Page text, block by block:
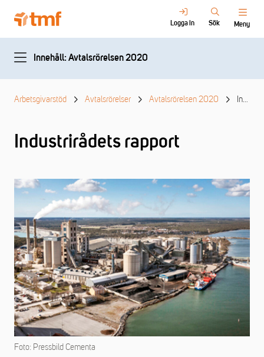
Logga in Sök Meny
Innehåll: Avtalsrörelsen 2020
Arbetsgivarstöd Avtalsrörelser Avtalsrörelsen 2020 Industrirådets rapport
Industrirådets rapport
Foto: Pressbild Cementa